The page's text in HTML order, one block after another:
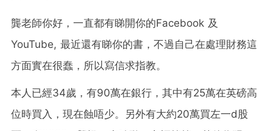
龔老師你好，一直都有睇開你的Facebook 及
YouTube, 最近還有睇你的書，不過自己在處理財務這
方面實在很蠢，所以寫信求指教。
本人已經34歲，有90萬在銀行，其中有25萬在英磅高
位時買入，現在蝕唔少。另外有大約20萬買左一d股